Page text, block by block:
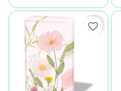
favorite_border